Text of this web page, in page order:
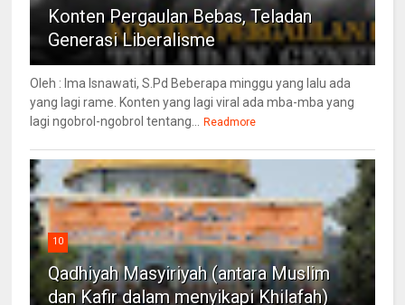
Konten Pergaulan Bebas, Teladan
Generasi Liberalisme
Oleh : Ima Isnawati, S.Pd Beberapa minggu yang lalu ada
yang lagi rame. Konten yang lagi viral ada mba-mba yang
lagi ngobrol-ngobrol tentang...
Readmore
10
Qadhiyah Masyiriyah (antara Muslim
dan Kafir dalam menyikapi Khilafah)